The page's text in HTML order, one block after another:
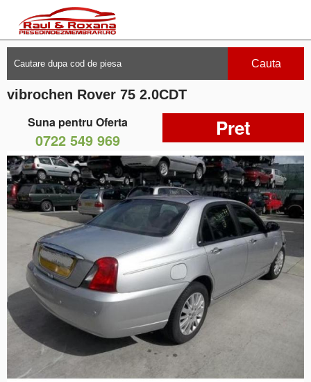
Cauta
vibrochen Rover 75 2.0CDT
Suna pentru Oferta
0722 549 969 Pret